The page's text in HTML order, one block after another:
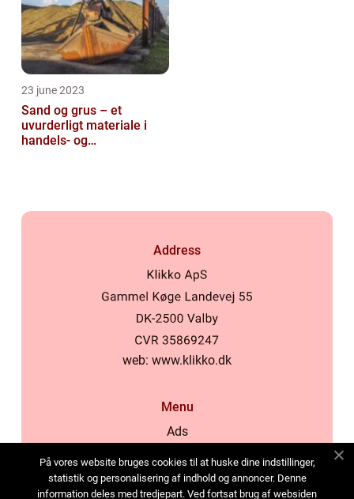
23 june 2023
Sand og grus – et
uvurderligt materiale i
handels- og
Address
web: www.klikko.dk
Menu
Ads
Cookies
Contact
På vores website bruges cookies til at huske dine indstillinger,
statistik og personalisering af indhold og annoncer. Denne
information deles med tredjepart. Ved fortsat brug af websiden